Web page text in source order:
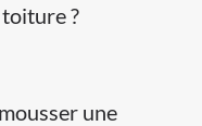
?
une